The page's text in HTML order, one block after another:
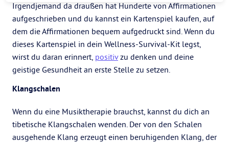
Irgendjemand da draußen hat Hunderte von Affirmationen
aufgeschrieben und du kannst ein Kartenspiel kaufen, auf
dem die Affirmationen bequem aufgedruckt sind. Wenn du
dieses Kartenspiel in dein Wellness-Survival-Kit legst,
wirst du daran erinnert, positivzu denken und deine
geistige Gesundheit an erste Stelle zu setzen.
Klangschalen
Wenn du eine Musiktherapie brauchst, kannst du dich an
tibetische Klangschalen wenden. Der von den Schalen
ausgehende Klang erzeugt einen beruhigenden Klang, der